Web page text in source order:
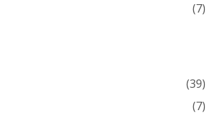
(7)
(39)
(7)